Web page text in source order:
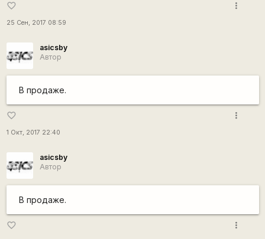
favorite_border
25 Сен, 2017 08:59
more_vert
asicsby
Автор
В продаже.
favorite_border
1 Окт, 2017 22:40
more_vert
asicsby
Автор
В продаже.
favorite_border more_vert